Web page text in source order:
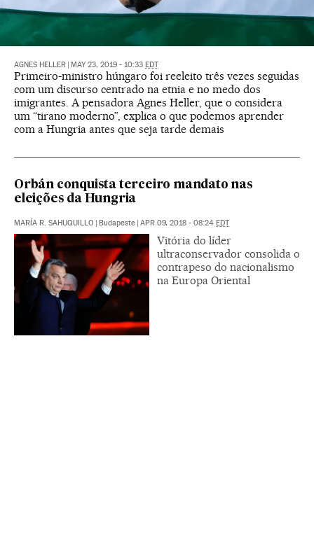
AGNES HELLER MAY 23, 2019 - 10:33 EDT
Primeiro-ministro húngaro foi reeleito três vezes seguidas
com um discurso centrado na etnia e no medo dos
imigrantes. A pensadora Agnes Heller, que o considera
um “tirano moderno”, explica o que podemos aprender
com a Hungria antes que seja tarde demais
Orbán conquista terceiro mandato nas
eleições da Hungria
MARÍA R. SAHUQUILLO Budapeste APR 09, 2018 - 08:24 EDT
Vitória do líder
ultraconservador consolida o
contrapeso do nacionalismo
na Europa Oriental